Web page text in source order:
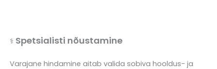
⚕️ Spetsialisti nõustamine
Varajane hindamine aitab valida sobiva hooldus- ja